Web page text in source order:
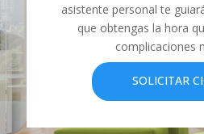
asistente personal te
que obtengas la hora
complicaciones
SOLICITAR